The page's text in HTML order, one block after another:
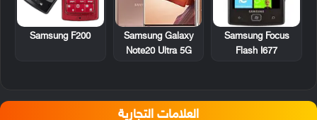
Samsung Focus
Flash I677
Samsung Galaxy
Note20 Ultra 5G
Samsung F200
العلامات التجارية